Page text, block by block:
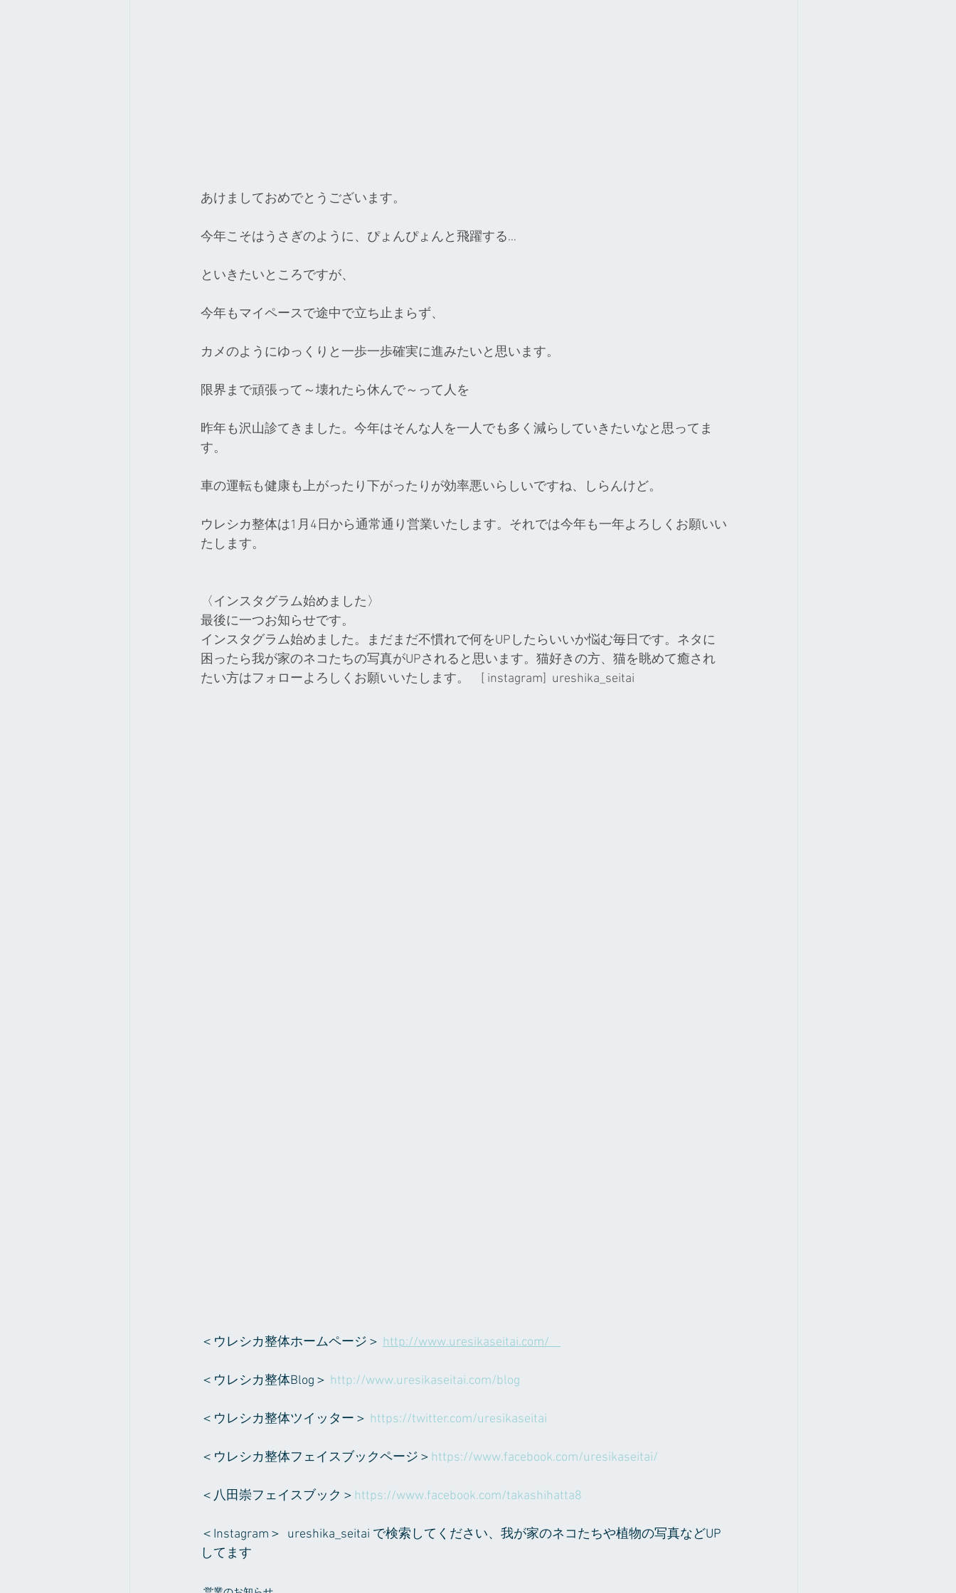
あけましておめでとうございます。
今年こそはうさぎのように、ぴょんぴょんと飛躍する…
といきたいところですが、
今年もマイペースで途中で立ち止まらず、
カメのようにゆっくりと一歩一歩確実に進みたいと思います。
限界まで頑張って～壊れたら休んで～って人を
昨年も沢山診てきました。今年はそんな人を一人でも多く減らしていきたいなと思ってま
す。
車の運転も健康も上がったり下がったりが効率悪いらしいですね、しらんけど。
ウレシカ整体は1月4日から通常通り営業いたします。それでは今年も一年よろしくお願いい
たします。
〈インスタグラム始めました〉
最後に一つお知らせです。
インスタグラム始めました。まだまだ不慣れで何をUPしたらいいか悩む毎日です。ネタに
困ったら我が家のネコたちの写真がUPされると思います。猫好きの方、猫を眺めて癒され
たい方はフォローよろしくお願いいたします。    [ instagram]  ureshika_seitai
＜ウレシカ整体ホームページ＞ http://www.uresikaseitai.com/
＜ウレシカ整体Blog＞ http://www.uresikaseitai.com/blog
＜ウレシカ整体ツイッター＞ https://twitter.com/uresikaseitai
＜ウレシカ整体フェイスブックページ＞ https://www.facebook.com/uresikaseitai/
＜八田崇フェイスブック＞ https://www.facebook.com/takashihatta8
＜Instagram＞  ureshika_seitai で検索してください、我が家のネコたちや植物の写真などUP
してます